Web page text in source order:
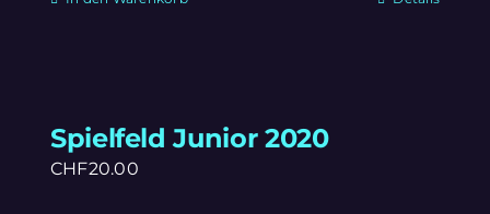
Spielfeld Junior 2020
CHF20.00